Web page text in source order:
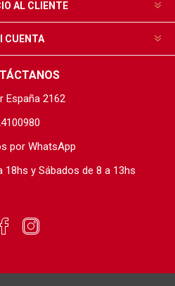
AL CLIENTE
CUENTA
España 2162
por WhatsApp
18hs y Sábados de 8 a 13hs